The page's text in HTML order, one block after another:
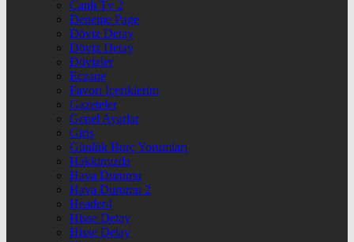
Canlı Tv 2
Deneme Page
Döviz Detay
Döviz Detay
Dövizler
Eczane
Favori İçeriklerim
Gazeteler
Genel Ayarlar
Giriş
Günlük Burç Yorumları
Hakkımızda
Hava Durumu
Hava Durumu 2
Header4
Hisse Detay
Hisse Detay